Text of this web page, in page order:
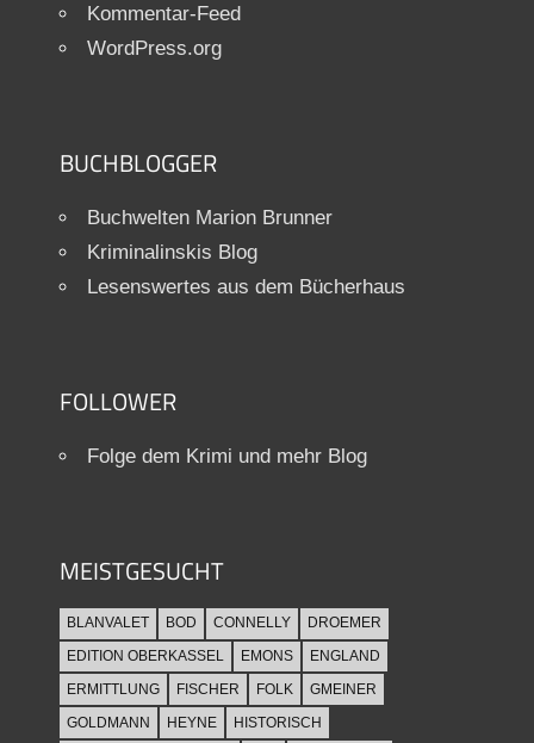
Kommentar-Feed
WordPress.org
BUCHBLOGGER
Buchwelten Marion Brunner
Kriminalinskis Blog
Lesenswertes aus dem Bücherhaus
FOLLOWER
Folge dem Krimi und mehr Blog
MEISTGESUCHT
BLANVALET BOD CONNELLY
DROEMER
EDITION OBERKASSEL
EMONS
ENGLAND
ERMITTLUNG
FISCHER FOLK
GMEINER
GOLDMANN
HEYNE HISTORISCH